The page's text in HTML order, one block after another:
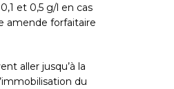
et 0,5 g/l en cas
amende forfaitaire
aller jusqu’à la
du